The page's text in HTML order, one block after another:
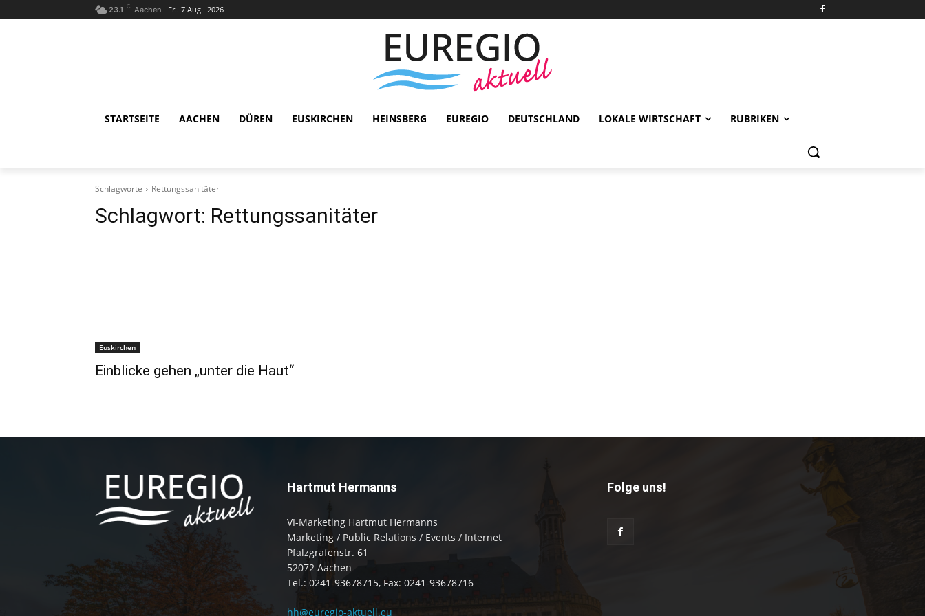
23.1 C Aachen Fr.. 7 Aug.. 2026
STARTSEITE AACHEN DÜREN EUSKIRCHEN HEINSBERG EUREGIO DEUTSCHLAND LOKALE WIRTSCHAFT RUBRIKEN
Schlagworte Rettungssanitäter
Schlagwort: Rettungssanitäter
Euskirchen
Einblicke gehen „unter die Haut“
Hartmut Hermanns
VI-Marketing Hartmut Hermanns
Marketing / Public Relations / Events / Internet
Pfalzgrafenstr. 61
52072 Aachen
Tel.: 0241-93678715, Fax: 0241-93678716
hh@euregio-aktuell.eu
Folge uns!